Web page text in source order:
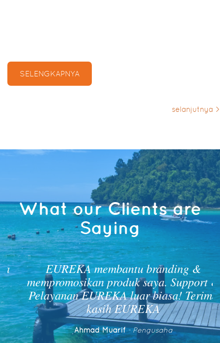
SELENGKAPNYA
selanjutnya >
What our Clients are
Saying
EUREKA membantu branding &
mempromosikan produk saya. Support &
Pelayanan EUREKA luar biasa! Terima
kasih EUREKA
Ahmad Muarif- Pengusaha